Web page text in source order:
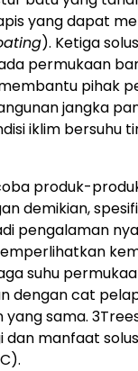
yang dapat
). Ketiga
permukaan
pihak
jangka
iklim bersuhu
produk-
demikian,
pengalaman
suhu
dengan cat
sama.
manfaat